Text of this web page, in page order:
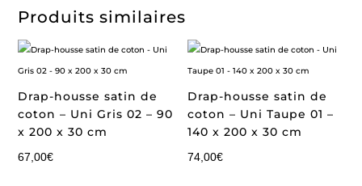
Produits similaires
Drap-housse satin de
coton – Uni Gris 02 – 90
x 200 x 30 cm
67,00€
Drap-housse satin de
coton – Uni Taupe 01 –
140 x 200 x 30 cm
74,00€